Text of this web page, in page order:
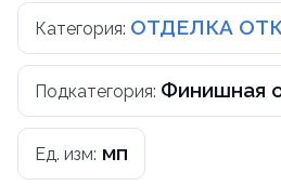
Категория: ОТДЕЛКА
Подкатегория: Финишная
Ед. изм: мп